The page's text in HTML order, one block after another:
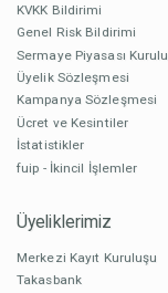
KVKK Bildirimi
Genel Risk Bildirimi
Sermaye Piyasası Kurulu
Üyelik Sözleşmesi
Kampanya Sözleşmesi
Ücret ve Kesintiler
İstatistikler
fuip - İkincil İşlemler
Üyeliklerimiz
Merkezi Kayıt Kuruluşu
Takasbank